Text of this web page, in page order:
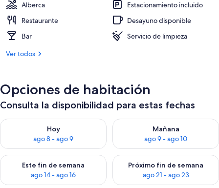
Área de sala de estar
Alberca
Estacionamiento incluido
Restaurante
Desayuno disponible
Bar
Servicio de limpieza
Ver todos
Opciones de habitación
Consulta la disponibilidad para estas fechas
Hoy
ago 8 - ago 9
Consulta la disponibilidad para hoy ago 8 - ago 9
Mañana
ago 9 - ago 10
Consulta la disponibilidad
Este fin de semana
ago 14 - ago 16
Consulta la disponibilidad para este fin de semana ago 14 -
Próximo fin de semana
ago 21 - ago 23
Consulta la disponibilidad